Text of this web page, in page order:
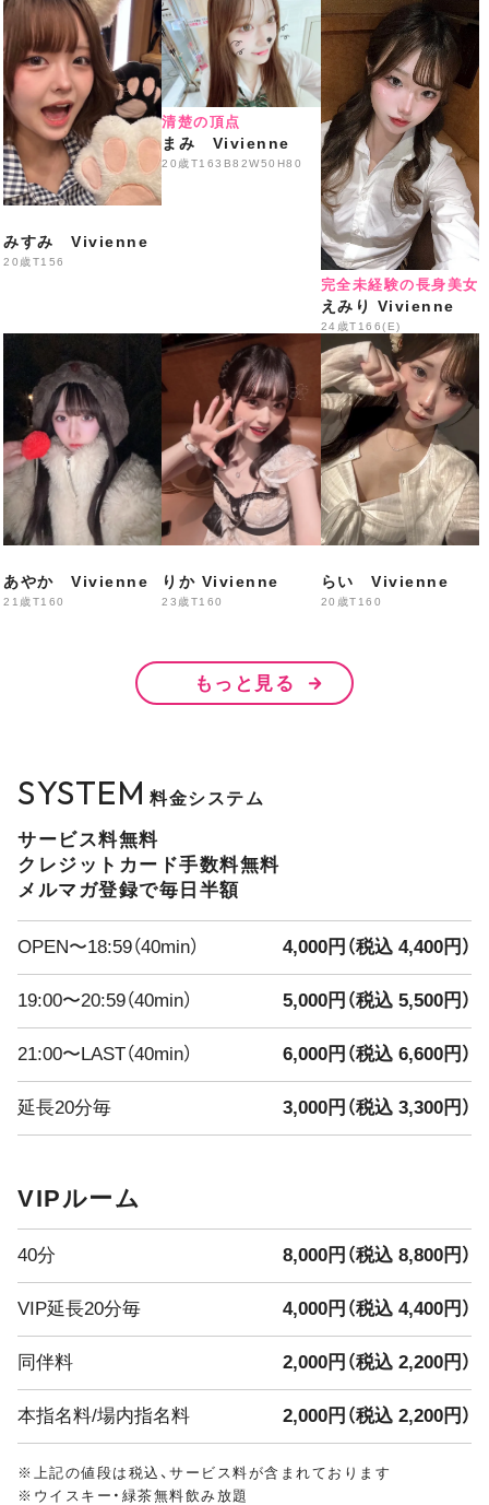
50分 3,300円
生ビール・ハイボール・各種サワー・焼酎・ウイスキ
ー・ 各種ソフトドリンク飲み放題
※ご来店の際はスタッフへLINE画面をご提示ください
━━━━━━━━━━━━━━━
️本日の出勤情報 ️
18:00〜
Eはな・
あまの・えなこ
まりん
いくみ・ゆめあ・みう・り
の
19:00〜
なぎ・あいな・かなん
ちさき・みに・りかこ
えりか・はる・みみ
21:00〜
あいら・
あやか・りり
出勤予定
えな・みくう
みずき・きよ
━━━━━━━━━━━━━━━
本日のイベント
どんな味かは飲んでからのお楽しみ
7/30・7/31限定 ドレスDay開催
2日間限定
普段とは一味違う特別な雰囲気のVivienneをぜひお楽しみ
8/1(土)〜8/4(火) 真夏の大還元祭
4Days
みすみ Vivienne
20歳T156
清楚の頂点
まみ Vivienne
20歳T163B82W50H80
完全未経験の長身美女
えみり Vivienne
24歳T166(E)
あやか Vivienne
21歳T160
りか Vivienne
23歳T160
らい Vivienne
20歳T160
もっと見る
SYSTEM 料金システム
サービス料無料
クレジットカード手数料無料
メルマガ登録で毎日半額
OPEN〜18:59（40min） 4,000円（税込 4,400円）
19:00〜20:59（40min） 5,000円（税込 5,500円）
21:00〜LAST（40min） 6,000円（税込 6,600円）
延長20分毎 3,000円（税込 3,300円）
VIPルーム
40分 8,000円（税込 8,800円）
VIP延長20分毎 4,000円（税込 4,400円）
同伴料 2,000円（税込 2,200円）
本指名料/場内指名料 2,000円（税込 2,200円）
※上記の値段は税込、サービス料が含まれております
※ウイスキー・緑茶無料飲み放題